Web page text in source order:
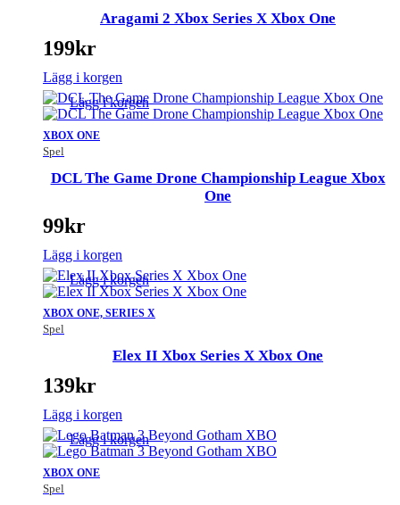
Aragami 2 Xbox Series X Xbox One
199kr
Lägg i korgen
XBOX ONE
Spel
Lägg i korgen
DCL The Game Drone Championship League Xbox
One
99kr
Lägg i korgen
XBOX ONE, SERIES X
Spel
Lägg i korgen
Elex II Xbox Series X Xbox One
139kr
Lägg i korgen
XBOX ONE
Spel
Lägg i korgen